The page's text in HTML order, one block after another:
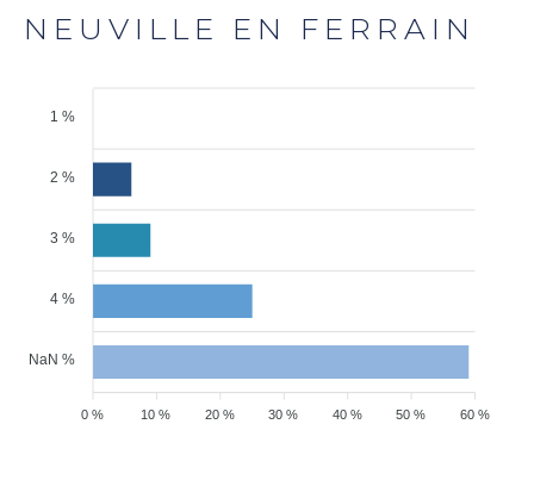
NEUVILLE EN FERRAIN
1 %
2 %
3 %
4 %
NaN %
60 %
50 %
40 %
30 %
20 %
10 %
0 %